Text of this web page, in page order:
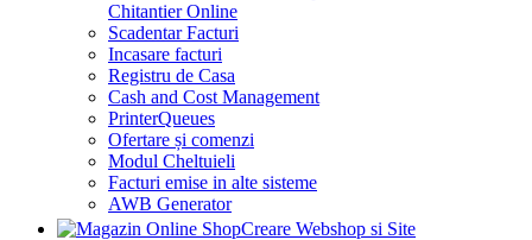
Chitantier Online
Scadentar Facturi
Incasare facturi
Registru de Casa
Cash and Cost Management
PrinterQueues
Ofertare și comenzi
Modul Cheltuieli
Facturi emise in alte sisteme
AWB Generator
Creare Webshop si Site